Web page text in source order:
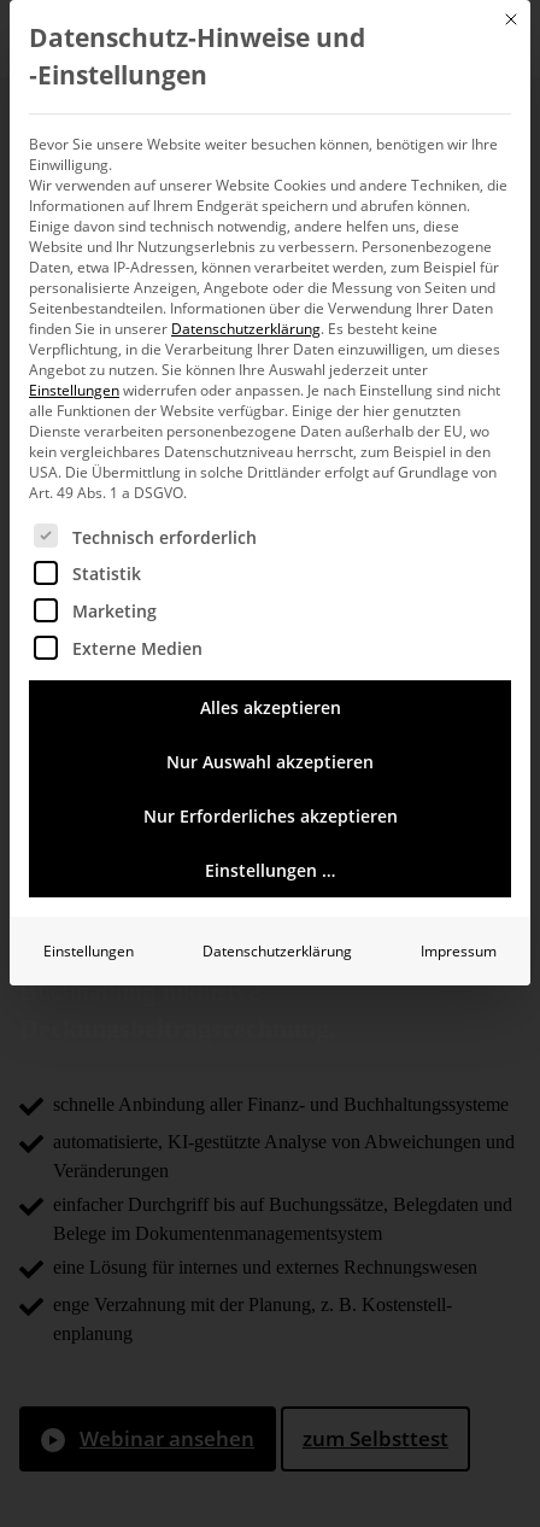
Rechnungswesen
mit Bissantz-
Software
Analyse, Planung und Reporting für die
Buchhaltung inklusive
schnelle Anbindung aller Finanz- und Buchhaltungssysteme
automatisierte, KI-gestützte Analyse von Abweichungen und
Veränderungen
einfacher Durchgriff bis auf Buchungssätze, Belegdaten und
Belege im Dokumentenmanagementsystem
eine Lösung für internes und externes Rechnungswesen
enge Verzahnung mit der Planung, z. B. Kosten­stell­
enplanung
Webinar ansehen zum Selbsttest
Mit
Datenschutz-Hinweise und
‑Einstellungen
Bevor Sie unsere Website weiter besuchen können, benötigen wir Ihre
Einwilligung.
Wir verwenden auf unserer Website Cookies und andere Techniken, die
Informationen auf Ihrem Endgerät speichern und abrufen können.
Einige davon sind technisch notwendig, andere helfen uns, diese
Website und Ihr Nutzungserlebnis zu verbessern. Personenbezogene
Daten, etwa IP-Adressen, können verarbeitet werden, zum Beispiel für
personalisierte Anzeigen, Angebote oder die Messung von Seiten und
Seitenbestandteilen. Informationen über die Verwendung Ihrer Daten
finden Sie in unserer Datenschutzerklärung. Es besteht keine
Verpflichtung, in die Verarbeitung Ihrer Daten einzuwilligen, um dieses
Angebot zu nutzen.Sie können Ihre Auswahl jederzeit unter
Einstellungenwiderrufen oder anpassen. Je nach Einstellung sind nicht
alle Funktionen der Website verfügbar. Einige der hier genutzten
Dienste verarbeiten personenbezogene Daten außerhalb der EU, wo
kein vergleichbares Datenschutzniveau herrscht, zum Beispiel in den
USA. Die Übermittlung in solche Drittländer erfolgt auf Grundlage von
Art. 49 Abs. 1 a DSGVO.
Es folgt eine Liste der Service-Gruppen, für die eine
Technisch erforderlich
Statistik
Marketing
Externe Medien
Alles akzeptieren
Nur Auswahl akzeptieren
Nur Erforderliches akzeptieren
Einstellungen …
Einstellungen Datenschutzerklärung Impressum